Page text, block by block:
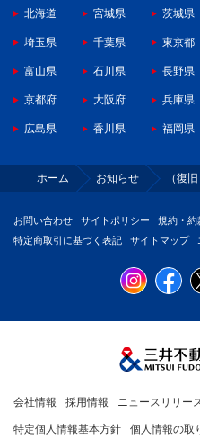
北海道 宮城県 茨城県
埼玉県 千葉県 東京都
富山県 石川県 長野県
京都府 大阪府 兵庫県
広島県 香川県 福岡県
ホーム お知らせ （復
お問い合わせ サイトポリシー
規約・約
特定商取引に基づく表記
サイトマップ
会社情報 採用情報 ニュースリリー
特定個人情報基本方針 個人情報の取